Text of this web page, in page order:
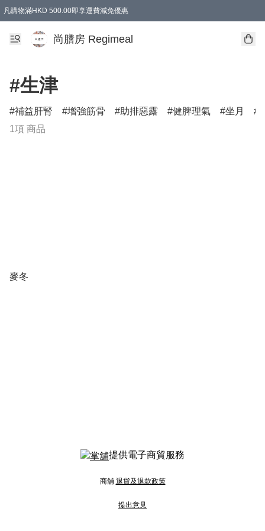
凡購物滿HKD 500.00即享運費減免優惠
尚膳房 Regimeal
#生津
補益肝腎 增強筋骨 助排惡露 健脾理氣 坐月
1項 商品
麥冬
提供電子商貿服務
商舖 退貨及退款政策
提出意見